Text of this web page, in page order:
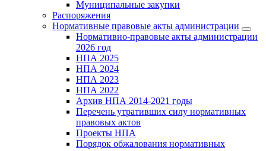
Муниципальные закупки
Распоряжения
Нормативные правовые акты администрации
Нормативно-правовые акты администрации
2026 год
НПА 2025
НПА 2024
НПА 2023
НПА 2022
Архив НПА 2014-2021 годы
Перечень утративших силу нормативных
правовых актов
Проекты НПА
Порядок обжалования нормативных